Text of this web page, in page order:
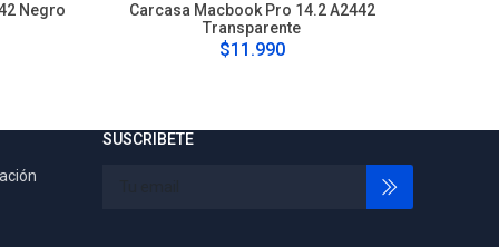
Negro
Carcasa Macbook Pro 14.2 A2442
Transparente
$11.990
SUSCRIBETE